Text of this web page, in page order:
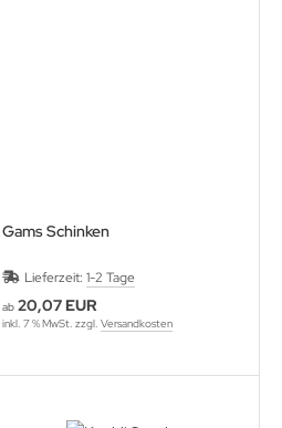
Gams Schinken
Lieferzeit: 1-2 Tage
ab 20,07 EUR
inkl. 7 % MwSt. zzgl. Versandkosten